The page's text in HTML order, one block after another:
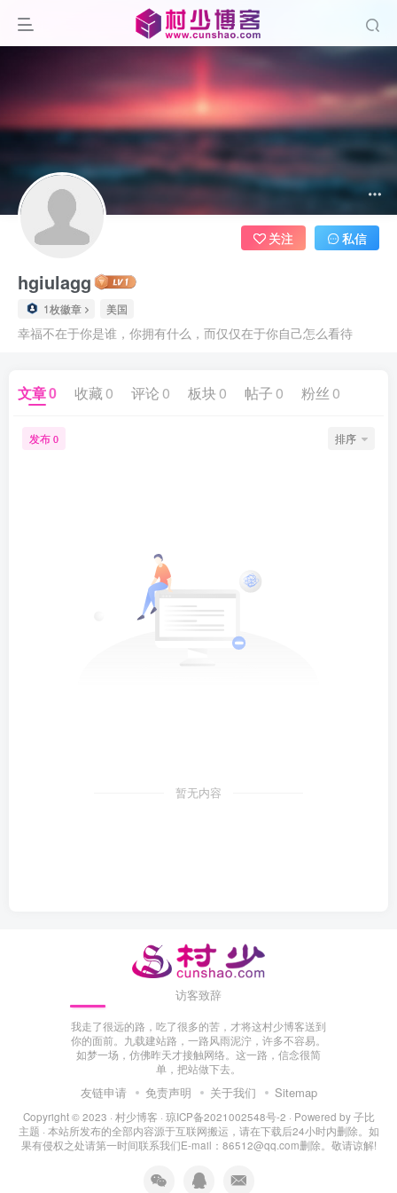
hgiulagg
1枚徽章 美国
幸福不在于你是谁，你拥有什么，而仅仅在于你自己怎么看待
关注 私信
文章0 收藏 0 评论 0 板块 0 帖子 0 粉丝 0
发布 0 排序
暂无内容
访客致辞
我走了很远的路，吃了很多的苦，才将这村少博客送到
你的面前。九载建站路，一路风雨泥泞，许多不容易。
如梦一场，仿佛昨天才接触网络。这一路，信念很简
单，把站做下去。
友链申请 免责声明 关于我们 Sitemap
Copyright © 2023 · 村少博客 · 琼ICP备2021002548号-2 · Powered by子比
主题 · 本站所发布的全部内容源于互联网搬运，请在下载后24小时内删除。如
果有侵权之处请第一时间联系我们E-mail：86512@qq.com删除。敬请谅解!